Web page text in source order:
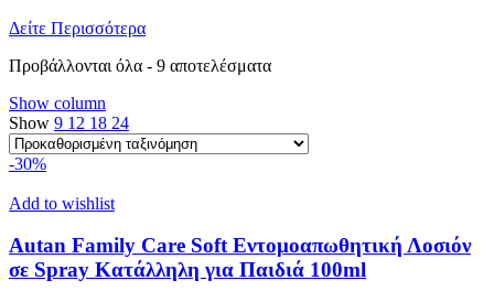
Δείτε Περισσότερα
Προβάλλονται όλα - 9 αποτελέσματα
Show column
Show 9 12 18 24
-30%
Add to wishlist
Autan Family Care Soft Εντομοαπωθητική Λοσιόν
σε Spray Κατάλληλη για Παιδιά 100ml